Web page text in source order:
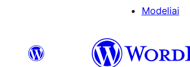
Modeliai